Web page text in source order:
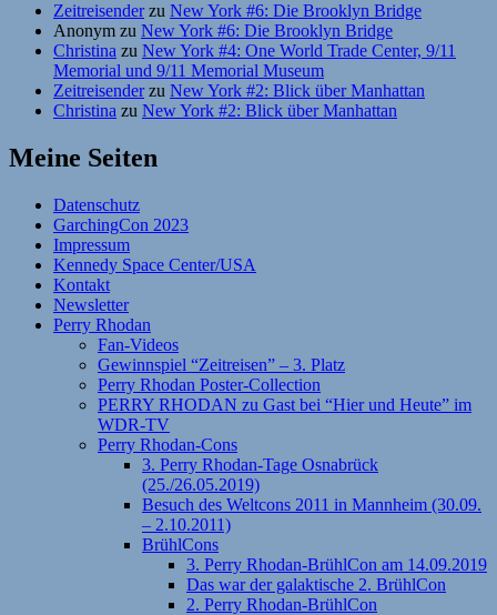
Zeitreisenderzu New York #6: Die Brooklyn Bridge
Anonym zu New York #6: Die Brooklyn Bridge
Christina zu New York #4: One World Trade Center, 9/11
Memorial und 9/11 Memorial Museum
Zeitreisenderzu New York #2: Blick über Manhattan
Christina zu New York #2: Blick über Manhattan
Meine Seiten
Datenschutz
GarchingCon 2023
Impressum
Kennedy Space Center/USA
Kontakt
Newsletter
Perry Rhodan
Fan-Videos
Gewinnspiel “Zeitreisen” – 3. Platz
Perry Rhodan Poster-Collection
PERRY RHODAN zu Gast bei “Hier und Heute” im
WDR-TV
Perry Rhodan-Cons
3. Perry Rhodan-Tage Osnabrück
(25./26.05.2019)
Besuch des Weltcons 2011 in Mannheim (30.09.
– 2.10.2011)
BrühlCons
3. Perry Rhodan-BrühlCon am 14.09.2019
Das war der galaktische 2. BrühlCon
2. Perry Rhodan-BrühlCon